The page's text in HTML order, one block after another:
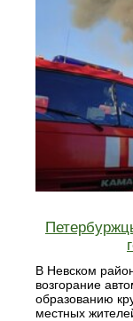
В Невском
возгорание
образованию
местных